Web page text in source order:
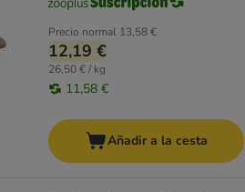
Precio normal 13,58 €
12,19 €
26,50 € / kg
11,58 €
Añadir a la cesta